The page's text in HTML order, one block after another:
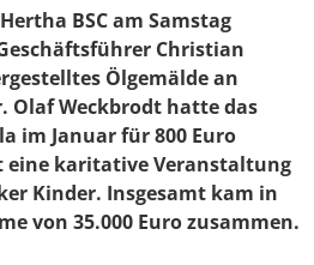
BSC am Samstag
Christian
Ölgemälde an
Olaf Weckbrodt hatte das
im Januar für 800 Euro
eine karitative Veranstaltung
Kinder. Insgesamt kam in
von 35.000 Euro zusammen.